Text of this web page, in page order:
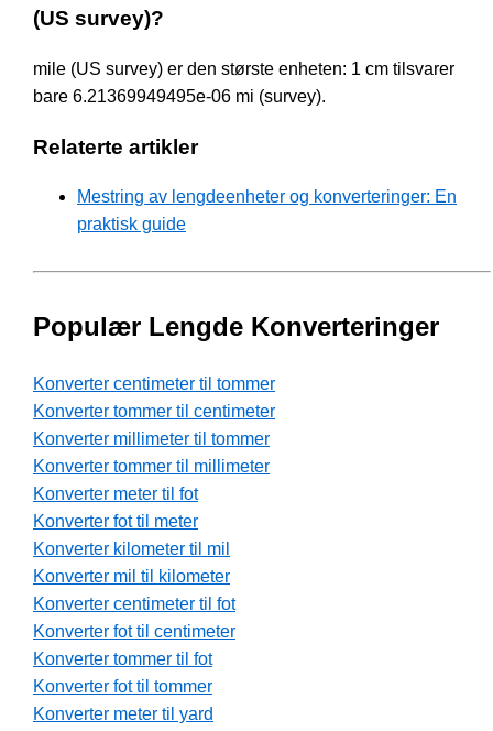
(US survey)?
mile (US survey) er den største enheten: 1 cm tilsvarer
bare 6.21369949495e-06 mi (survey).
Relaterte artikler
Mestring av lengdeenheter og konverteringer: En
praktisk guide
Populær Lengde Konverteringer
Konverter centimeter til tommer
Konverter tommer til centimeter
Konverter millimeter til tommer
Konverter tommer til millimeter
Konverter meter til fot
Konverter fot til meter
Konverter kilometer til mil
Konverter mil til kilometer
Konverter centimeter til fot
Konverter fot til centimeter
Konverter tommer til fot
Konverter fot til tommer
Konverter meter til yard